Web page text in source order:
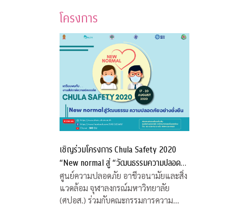
โครงการ
เชิญร่วมโครงการ Chula Safety 2020
“New normal สู่ “วัฒนธรรมความปลอดภัย
อย่างยั่งยืน”
ศูนย์ความปลอดภัย อาชีวอนามัยและสิ่ง
แวดล้อม จุฬาลงกรณ์มหาวิทยาลัย
(ศปอส.) ร่วมกับคณะกรรมการความ